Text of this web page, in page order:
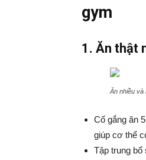
gym
1. Ăn thật
Ăn nhiều và
Cố gắng ăn
giúp cơ thể
Tập trung